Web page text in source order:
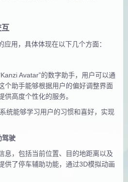
应用，具体体现在以下几个方面：
Avatar”的数字助手，用户可以通
个助手能够根据用户的偏好调整界面
供高度个性化的服务。
统能够学习用户的习惯和喜好，实现
驾驶
息，包括当前位置、目的地距离以及
供了停车辅助功能，通过3D模拟动画